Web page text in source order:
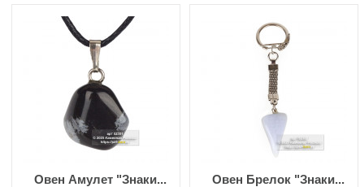
Овен Амулет "Знаки...
Овен Брелок "Знаки...